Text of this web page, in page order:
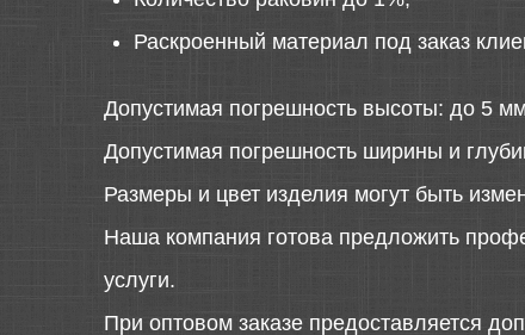
Раскроенный материал под заказ
Допустимая погрешность высоты: до 5
Допустимая погрешность ширины и
Размеры и цвет изделия могут быть
Наша компания готова предложить
услуги.
При оптовом заказе предоставляется